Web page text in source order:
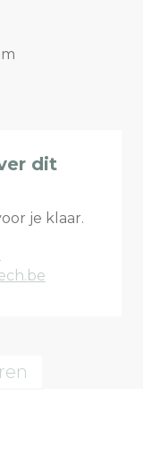
dit
je klaar.